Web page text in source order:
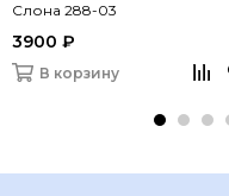
Слона 288-03
3900 ₽
В корзину